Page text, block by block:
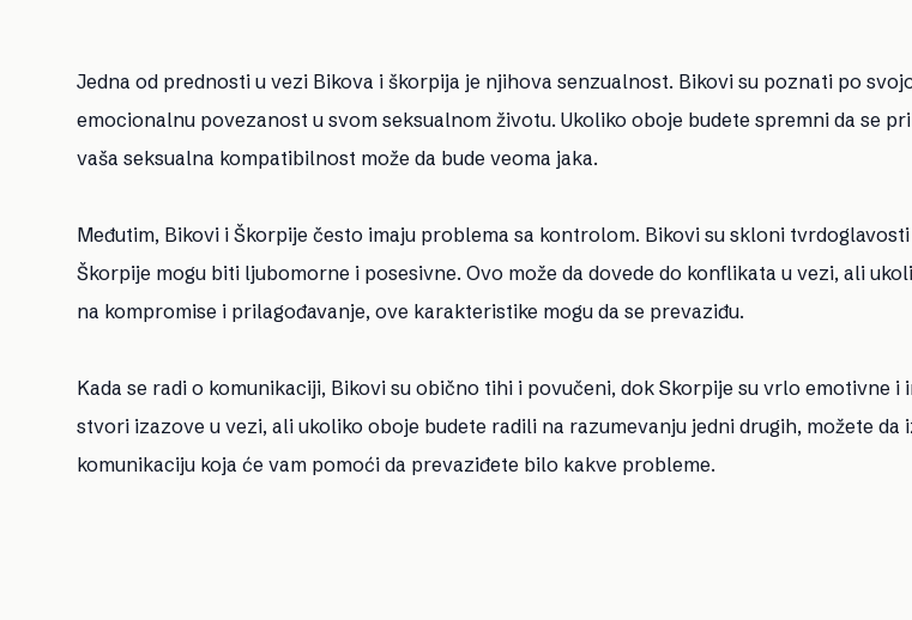
Jedna od prednosti u vezi Bikova i škorpija je njihova senzualnost. Bikovi su poznati po
emocionalnu povezanost u svom seksualnom životu. Ukoliko oboje budete spremni da se
vaša seksualna kompatibilnost može da bude veoma jaka.
Međutim, Bikovi i Škorpije često imaju problema sa kontrolom. Bikovi su skloni
Škorpije mogu biti ljubomorne i posesivne. Ovo može da dovede do konflikata u vezi, ali
na kompromise i prilagođavanje, ove karakteristike mogu da se prevaziđu.
Kada se radi o komunikaciji, Bikovi su obično tihi i povučeni, dok Skorpije su vrlo emotivne i
stvori izazove u vezi, ali ukoliko oboje budete radili na razumevanju jedni drugih, možete da
komunikaciju koja će vam pomoći da prevaziđete bilo kakve probleme.